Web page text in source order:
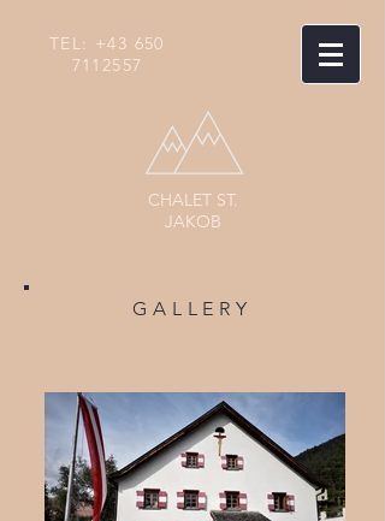
TEL: +43 650
7112557
CHALETST.
JAKOB
GALLERY